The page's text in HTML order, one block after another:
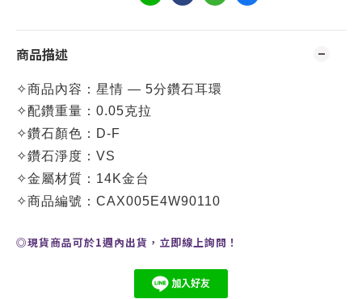
商品描述
✧商品內容： 星情 — 5分鑽石耳環
✧配鑽重量：0.05克拉
✧鑽石顏色：D-F
✧鑽石淨度：VS
✧金屬材質：14K金台
✧商品編號：CAX005E4W90110
◎現貨商品可於1週內出貨， 立即線上詢問 ！